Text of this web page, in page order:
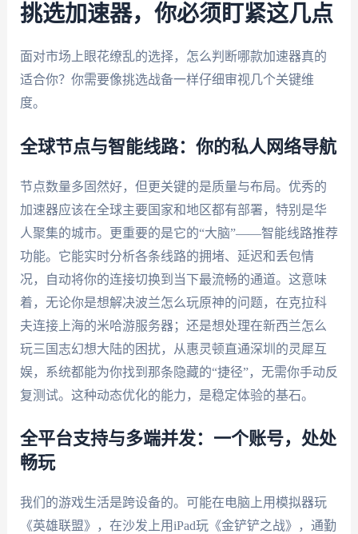
挑选加速器，你必须盯紧这几点
面对市场上眼花缭乱的选择，怎么判断哪款加速器真的
适合你？你需要像挑选战备一样仔细审视几个关键维
度。
全球节点与智能线路：你的私人网络导航
节点数量多固然好，但更关键的是质量与布局。优秀的
加速器应该在全球主要国家和地区都有部署，特别是华
人聚集的城市。更重要的是它的“大脑”——智能线路推荐
功能。它能实时分析各条线路的拥堵、延迟和丢包情
况，自动将你的连接切换到当下最流畅的通道。这意味
着，无论你是想解决波兰怎么玩原神的问题，在克拉科
夫连接上海的米哈游服务器；还是想处理在新西兰怎么
玩三国志幻想大陆的困扰，从惠灵顿直通深圳的灵犀互
娱，系统都能为你找到那条隐藏的“捷径”，无需你手动反
复测试。这种动态优化的能力，是稳定体验的基石。
全平台支持与多端并发：一个账号，处处
畅玩
我们的游戏生活是跨设备的。可能在电脑上用模拟器玩
《英雄联盟》，在沙发上用iPad玩《金铲铲之战》，通勤